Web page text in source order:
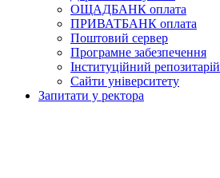
ОЩАДБАНК оплата
ПРИВАТБАНК оплата
Поштовий сервер
Програмне забезпечення
Інституційний репозитарій
Сайти університету
Запитати у ректора